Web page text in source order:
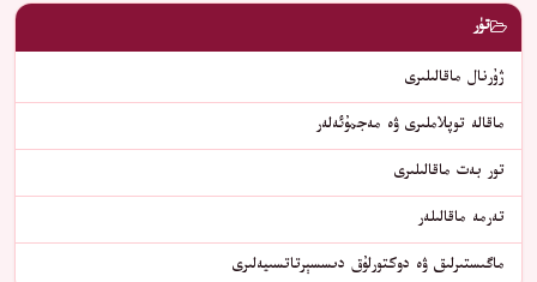
تۈر
ژۇرنال ماقالىلىرى
ماقالە توپلاملىرى ۋە مەجمۇئەلەر
تور بەت ماقالىلىرى
تەرمە ماقالىلەر
ماگىستىرلىق ۋە دوكتورلۇق دىسسېرتاتسىيەلىرى